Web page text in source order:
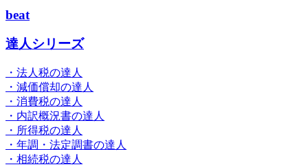
beat
達人シリーズ
・法人税の達人
・減価償却の達人
・消費税の達人
・内訳概況書の達人
・所得税の達人
・年調・法定調書の達人
・相続税の達人